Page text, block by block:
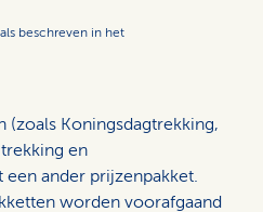
beschreven in het
(zoals Koningsdagtrekking,
en
ander prijzenpakket.
worden voorafgaand